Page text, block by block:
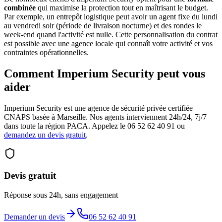
combinée qui maximise la protection tout en maîtrisant le budget.
Par exemple, un entrepôt logistique peut avoir un agent fixe du lundi
au vendredi soir (période de livraison nocturne) et des rondes le
week-end quand l'activité est nulle. Cette personnalisation du contrat
est possible avec une agence locale qui connaît votre activité et vos
contraintes opérationnelles.
Comment Imperium Security peut vous
aider
Imperium Security est une agence de sécurité privée certifiée
CNAPS basée à Marseille. Nos agents interviennent 24h/24, 7j/7
dans toute la région PACA. Appelez le 06 52 62 40 91 ou
demandez un devis gratuit.
Devis gratuit
Réponse sous 24h, sans engagement
Demander un devis
06 52 62 40 91